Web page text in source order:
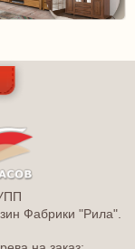
Фабрики "Рила".